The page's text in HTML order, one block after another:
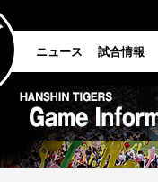
ニュース 試合情報